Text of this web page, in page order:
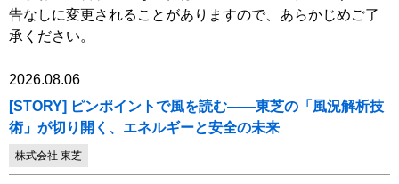
告なしに変更されることがありますので、あらかじめご了
承ください。
2026.08.06
[STORY] ピンポイントで風を読む――東芝の「風況解析技
術」が切り開く、エネルギーと安全の未来
株式会社 東芝